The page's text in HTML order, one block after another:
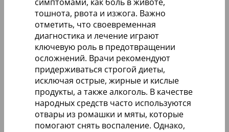
тошнота, рвота и изжога. Важно
отметить, что своевременная
диагностика и лечение играют
ключевую роль в предотвращении
осложнений. Врачи рекомендуют
придерживаться строгой диеты,
исключая острые, жирные и кислые
продукты, а также алкоголь. В качестве
народных средств часто используются
отвары из ромашки и мяты, которые
помогают снять воспаление. Однако,